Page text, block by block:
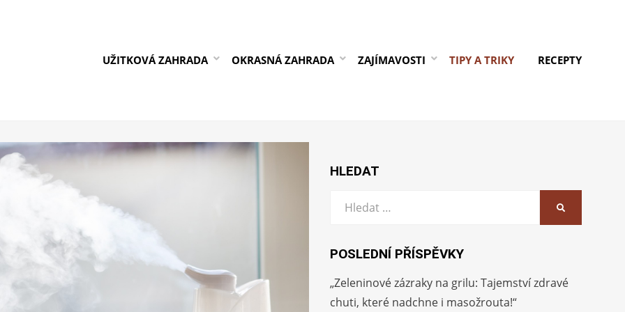
UŽITKOVÁ ZAHRADA OKRASNÁ ZAHRADA ZAJÍMAVOSTI TIPY A TRIKY RECEPTY
HLEDAT
Vyhledat:
POSLEDNÍ PŘÍSPĚVKY
„Zeleninové zázraky na grilu: Tajemství zdravé
chuti, které nadchne i masožrouta!“